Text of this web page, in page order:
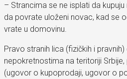
– Strancima se ne isplati da
da povrate uloženi novac, kad se
vrate u domovinu.
Pravo stranih lica (fizičkih i
nepokretnostima na teritoriji
(ugovor o kupoprodaji, ugovor o